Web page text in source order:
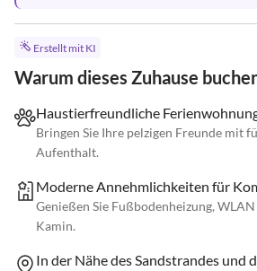
Erstellt mit KI
Warum dieses Zuhause
Haustierfreundliche
Bringen Sie Ihre pelzigen Freunde mit
Aufenthalt.
Moderne Annehmlichkeiten für
Genießen Sie Fußbodenheizung,
Kamin.
In der Nähe des Sandstrandes und